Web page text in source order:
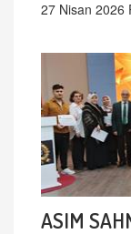
27 Nisan 2026
ASIM